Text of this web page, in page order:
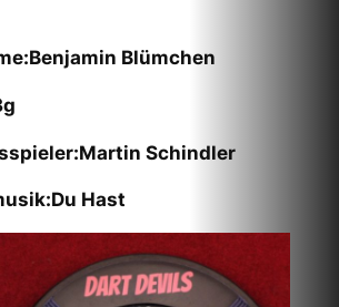
Blümchen
Schindler
Hast